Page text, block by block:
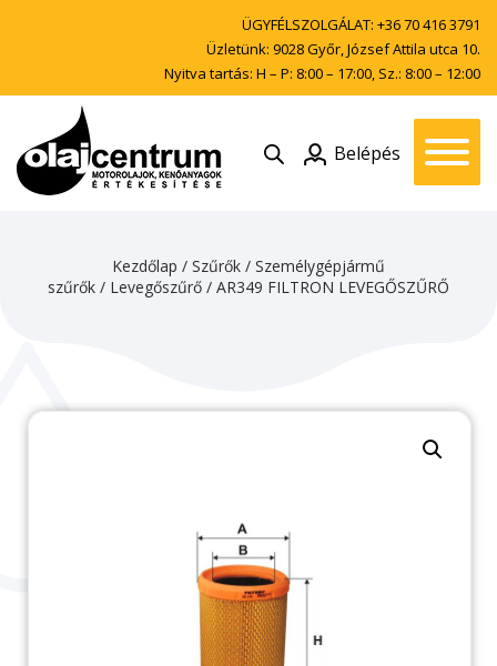
ÜGYFÉLSZOLGÁLAT: +36 70 416 3791
Üzletünk: 9028 Győr, József Attila utca 10.
Nyitva tartás: H – P: 8:00 – 17:00, Sz.: 8:00 – 12:00
Belépés
Kezdőlap / Szűrők / Személygépjármű
szűrők / Levegőszűrő / AR349 FILTRON LEVEGŐSZŰRŐ